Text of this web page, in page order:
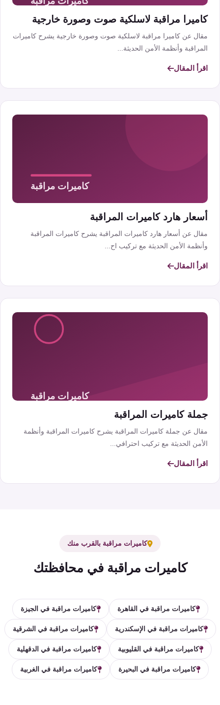
كاميرا مراقبة لاسلكية صوت وصورة خارجية
مقال عن كاميرا مراقبة لاسلكية صوت وصورة خارجية يشرح كاميرات
المراقبة وأنظمة الأمن الحديثة...
اقرأ المقال
أسعار هارد كاميرات المراقبة
مقال عن أسعار هارد كاميرات المراقبة يشرح كاميرات المراقبة
وأنظمة الأمن الحديثة مع تركيب اح...
اقرأ المقال
جملة كاميرات المراقبة
مقال عن جملة كاميرات المراقبة يشرح كاميرات المراقبة وأنظمة
الأمن الحديثة مع تركيب احترافي...
اقرأ المقال
كاميرات مراقبة بالقرب منك
كاميرات مراقبة في محافظتك
كاميرات مراقبة في القاهرة كاميرات مراقبة في الجيزة
كاميرات مراقبة في الإسكندرية كاميرات مراقبة في الشرقية
كاميرات مراقبة في القليوبية كاميرات مراقبة في الدقهلية
كاميرات مراقبة في البحيرة كاميرات مراقبة في الغربية